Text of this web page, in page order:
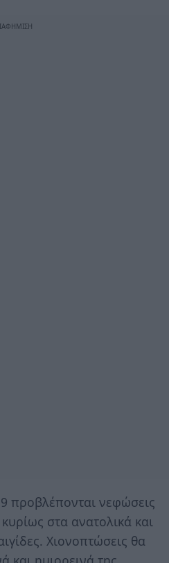
προβλέπονται νεφώσεις
στα ανατολικά και
Χιονοπτώσεις θα